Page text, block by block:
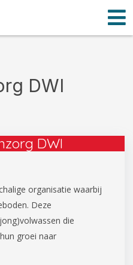
DWI
DWI
organisatie waarbij
Deze
die
groei naar